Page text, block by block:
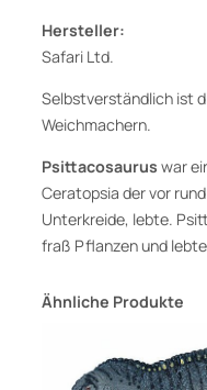
Hersteller:
Safari Ltd.
Selbstverständlich ist
Weichmachern.
Psittacosaurus war
Ceratopsia der vor
Unterkreide, lebte.
fraß Pflanzen und
Ähnliche Produkte